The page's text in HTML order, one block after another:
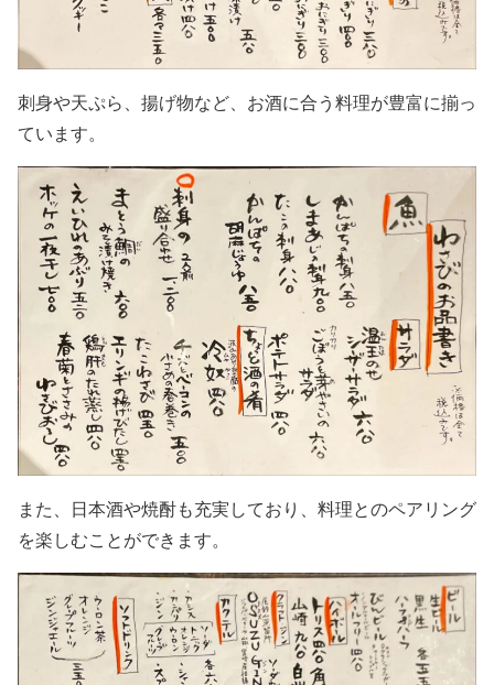
刺身や天ぷら、揚げ物など、お酒に合う料理が豊富に揃っ
ています。
また、日本酒や焼酎も充実しており、料理とのペアリング
を楽しむことができます。